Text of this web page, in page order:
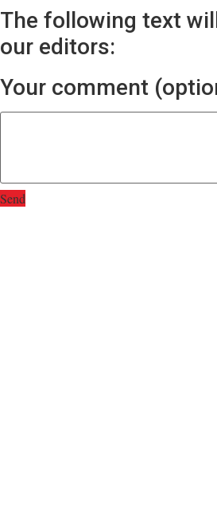
The following text
our editors:
Your comment
Send